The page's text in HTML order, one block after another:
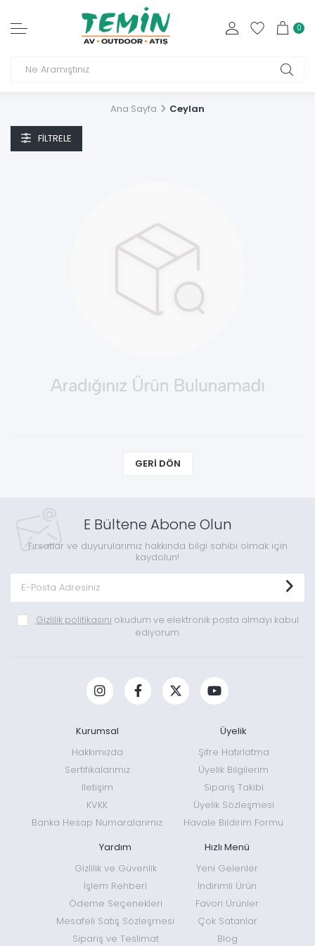
0
Ana Sayfa Ceylan
FILTRELE
GERI DÖN
E Bültene Abone Olun
Fırsatlar ve duyurularımız hakkında bilgi sahibi olmak için
kaydolun!
Gizlilik politikasını okudum ve elektronik posta almayı kabul
ediyorum.
Kurumsal
Hakkımızda
Sertifikalarımız
İletişim
KVKK
Banka Hesap Numaralarımız
Üyelik
Şifre Hatırlatma
Üyelik Bilgilerim
Sipariş Takibi
Üyelik Sözleşmesi
Havale Bildirim Formu
Yardım
Gizlilik ve Güvenlik
İşlem Rehberi
Ödeme Seçenekleri
Mesafeli Satış Sözleşmesi
Sipariş ve Teslimat
Hızlı Menü
Yeni Gelenler
İndirimli Ürün
Favori Ürünler
Çok Satanlar
Blog